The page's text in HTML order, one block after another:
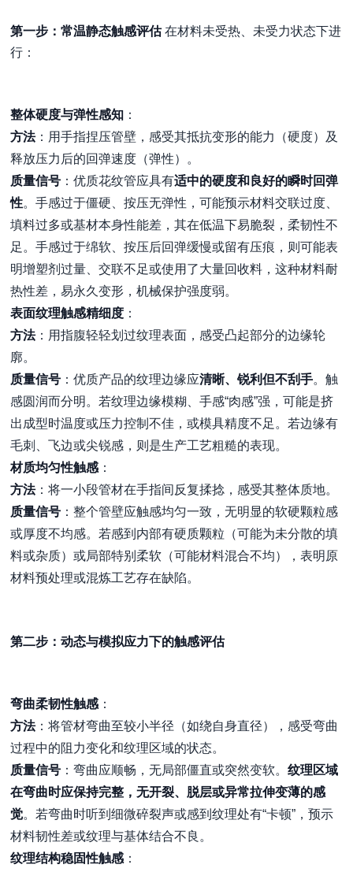
第一步：常温静态触感评估在材料未受热、未受力状态下进
行：
整体硬度与弹性感知 ：
方法：用手指捏压管壁，感受其抵抗变形的能力（硬度）及
释放压力后的回弹速度（弹性）。
质量信号 ：优质花纹管应具有适中的硬度和良好的瞬时回弹
性。手感过于僵硬、按压无弹性，可能预示材料交联过度、
填料过多或基材本身性能差，其在低温下易脆裂，柔韧性不
足。手感过于绵软、按压后回弹缓慢或留有压痕，则可能表
明增塑剂过量、交联不足或使用了大量回收料，这种材料耐
热性差，易永久变形，机械保护强度弱。
表面纹理触感精细度 ：
方法：用指腹轻轻划过纹理表面，感受凸起部分的边缘轮
廓。
质量信号 ：优质产品的纹理边缘应清晰、锐利但不刮手。触
感圆润而分明。若纹理边缘模糊、手感“肉感”强，可能是挤
出成型时温度或压力控制不佳，或模具精度不足。若边缘有
毛刺、飞边或尖锐感，则是生产工艺粗糙的表现。
材质均匀性触感：
方法：将一小段管材在手指间反复揉捻，感受其整体质地。
质量信号 ：整个管壁应触感均匀一致，无明显的软硬颗粒感
或厚度不均感。若感到内部有硬质颗粒（可能为未分散的填
料或杂质）或局部特别柔软（可能材料混合不均），表明原
材料预处理或混炼工艺存在缺陷。
第二步：动态与模拟应力下的触感评估
弯曲柔韧性触感：
方法：将管材弯曲至较小半径（如绕自身直径），感受弯曲
过程中的阻力变化和纹理区域的状态。
质量信号 ：弯曲应顺畅，无局部僵直或突然变软。纹理区域
在弯曲时应保持完整，无开裂、脱层或异常拉伸变薄的感
觉。若弯曲时听到细微碎裂声或感到纹理处有“卡顿”，预示
材料韧性差或纹理与基体结合不良。
纹理结构稳固性触感：